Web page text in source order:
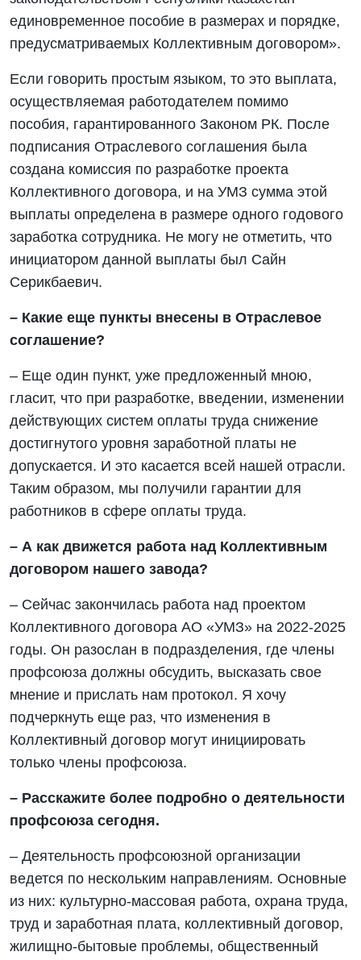
единовременное пособие в размерах и порядке,
предусматриваемых Коллективным договором».
Если говорить простым языком, то это выплата,
осуществляемая работодателем помимо
пособия, гарантированного Законом РК. После
подписания Отраслевого соглашения была
создана комиссия по разработке проекта
Коллективного договора, и на УМЗ сумма этой
выплаты определена в размере одного годового
заработка сотрудника. Не могу не отметить, что
инициатором данной выплаты был Сайн
Серикбаевич.
– Какие еще пункты внесены в Отраслевое
соглашение?
– Еще один пункт, уже предложенный мною,
гласит, что при разработке, введении, изменении
действующих систем оплаты труда снижение
достигнутого уровня заработной платы не
допускается. И это касается всей нашей отрасли.
Таким образом, мы получили гарантии для
работников в сфере оплаты труда.
– А как движется работа над Коллективным
договором нашего завода?
– Сейчас закончилась работа над проектом
Коллективного договора АО «УМЗ» на 2022-2025
годы. Он разослан в подразделения, где члены
профсоюза должны обсудить, высказать свое
мнение и прислать нам протокол. Я хочу
подчеркнуть еще раз, что изменения в
Коллективный договор могут инициировать
только члены профсоюза.
– Расскажите более подробно о деятельности
профсоюза сегодня.
– Деятельность профсоюзной организации
ведется по нескольким направлениям. Основные
из них: культурно-массовая работа, охрана труда,
труд и заработная плата, коллективный договор,
жилищно-бытовые проблемы, общественный